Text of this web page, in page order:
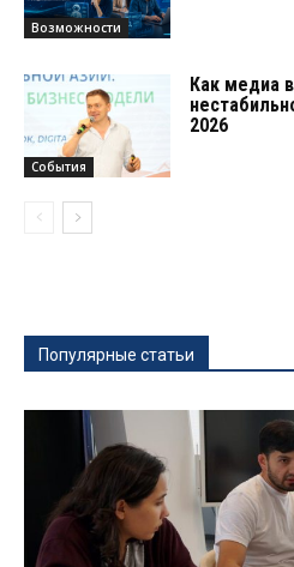
Возможности
События
Как медиа
2026
Популярные статьи